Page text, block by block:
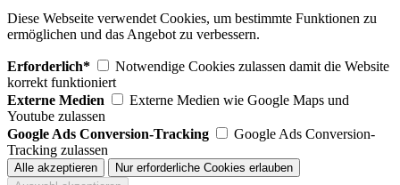
Diese Webseite verwendet Cookies, um bestimmte Funktionen zu
ermöglichen und das Angebot zu verbessern.
Erforderlich*
Notwendige Cookies zulassen damit die Website
korrekt funktioniert
Externe Medien
Externe Medien wie Google Maps und
Youtube zulassen
Google Ads Conversion-Tracking
Google Ads Conversion-
Tracking zulassen